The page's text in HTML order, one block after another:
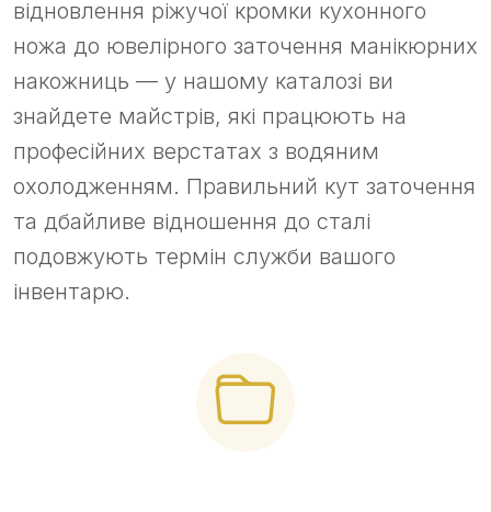
відновлення ріжучої кромки кухонного
ножа до ювелірного заточення манікюрних
накожниць — у нашому каталозі ви
знайдете майстрів, які працюють на
професійних верстатах з водяним
охолодженням. Правильний кут заточення
та дбайливе відношення до сталі
подовжують термін служби вашого
інвентарю.